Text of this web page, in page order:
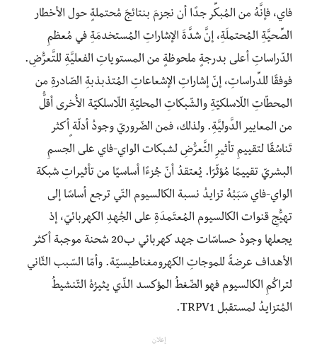
فاي، فإنَّهُ من المُبكِّر جدًا أن نجزمَ بنتائجَ مُحتملةٍ حول الأخطار
الصِّحيَّةِ المُحتملَةِ، إنَّ شدَّةَ الإشاراتِ المُستخدمَةِ في مُعظمِ
الدّراساتِ أعلى بدرجةٍ ملحوظةٍ من المستوياتِ الفعليَّةِ للتَّعرُّضِ.
فوفقًا للدِّراساتِ، إنّ إشاراتِ الإشعاعاتِ المُتذبذبةِ الصّادرةِ من
المحطّاتِ اللّاسلكيّةِ والشّبكاتِ المحليّةِ اللّاسلكيّة الأُخرى أقلُّ
من المعايير الدَّوليَّةِ. ولذلك، فمن الضّروريّ وجودُ أدلّة ٍأكثر
تَناسُقًا لتقييمِ تأثيرِ التَّعرُّضِ لشبكات الواي-فاي على الجسمِ
البشريّ تقييمًا مُؤثّرًا. يُعتقدُ أنّ جُزءًا أساسيًا من تأثيراتِ شبكة
الواي-فاي سَبَبُهُ تزايدُ نسبة الكالسيوم التّي ترجع أساسًا إلى
تهيُّجِ قنوات الكالسيوم المُعتَمدَةِ على الجُهدِ الكهربائيّ، إذ
يجعلها وجودُ حساسّات جهد كهربائي ب20 شحنة موجبة أكثر
الأهداف عرضةً للموجاتِ الكهرومغناطيسيّة. وأمّا السّبب الثّاني
لتراكُمِ الكالسيوم فهو الضّغطُ المؤكسد الذّي يثيرُهُ التّنشيطُ
المُتزايدُ لمستقبل TRPV1.
إعلان